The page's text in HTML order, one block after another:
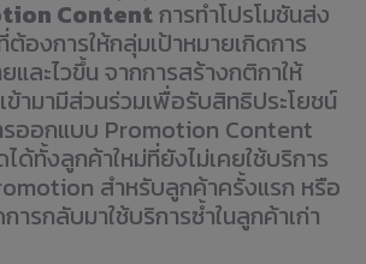
Contentการทำโปรโมชันส่ง
ต้องการให้กลุ่มเป้าหมายเกิดการ
และไวขึ้น จากการสร้างกติกาให้
ข้ามามีส่วนร่วมเพื่อรับสิทธิประโยชน์
รออกแบบ Promotion Content
ด้ทั้งลูกค้าใหม่ที่ยังไม่เคยใช้บริการ
สำหรับลูกค้าครั้งแรก หรือ
ารกลับมาใช้บริการซ้ำในลูกค้าเก่า